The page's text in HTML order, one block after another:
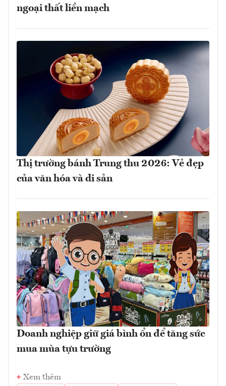
ngoại thất liền mạch
Thị trường bánh Trung thu 2026: Vẻ đẹp
của văn hóa và di sản
Doanh nghiệp giữ giá bình ổn để tăng sức
mua mùa tựu trường
Xem thêm